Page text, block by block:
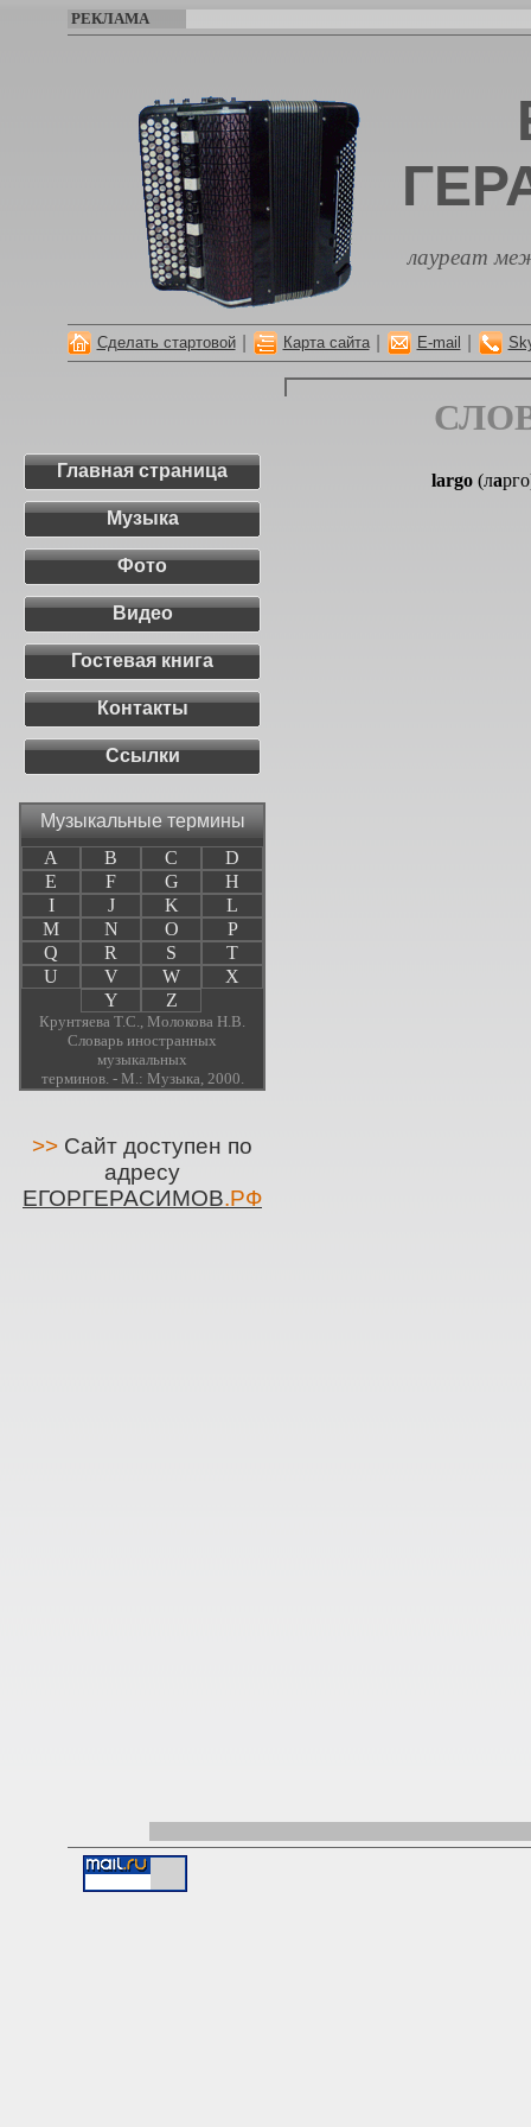
РЕКЛАМА
лауреат
Сделать стартовой Карта сайта E-mail
Главная страница
Музыка
Фото
Видео
Гостевая книга
Контакты
Ссылки
Музыкальные термины
A
B C
D
E
F G
H
I
J K
L
M
N O
P
Q
R S
T
U
V W
X
Y
Z
Крунтяева Т.С., Молокова Н.В.
Словарь иностранных
музыкальных
терминов. - М.: Музыка, 2000.
>> Сайт доступен по
адресу
ЕГОРГЕРАСИМОВ.РФ
largo(ла